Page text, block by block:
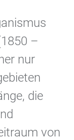
–
nur
die
von